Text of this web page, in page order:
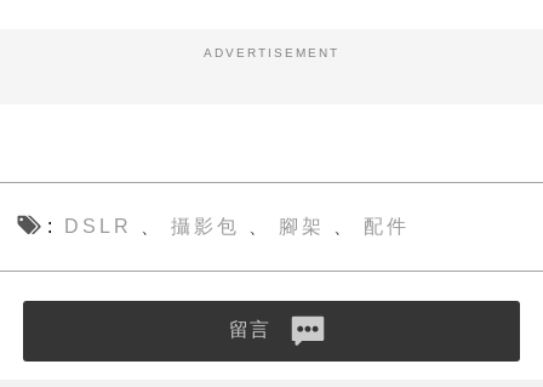
ADVERTISEMENT
DSLR 攝影包 腳架 配件
留言